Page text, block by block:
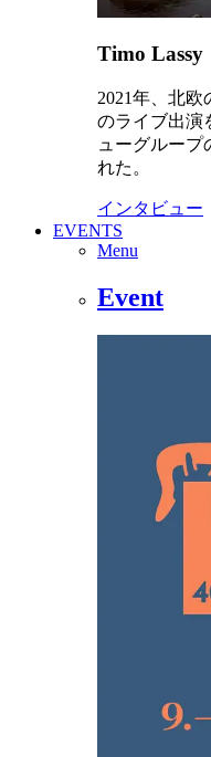
Timo Lassy
2021年、北
のライブ出演
ューグループ
れた。
インタビュー
EVENTS
Menu
Event